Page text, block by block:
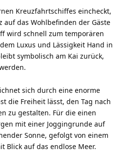
Kreuzfahrtschiffes eincheckt,
auf das Wohlbefinden der Gäste
wird schnell zum temporären
Luxus und Lässigkeit Hand in
symbolisch am Kai zurück,
sich durch eine enorme
die Freiheit lässt, den Tag nach
zu gestalten. Für die einen
mit einer Joggingrunde auf
Sonne, gefolgt von einem
Blick auf das endlose Meer.